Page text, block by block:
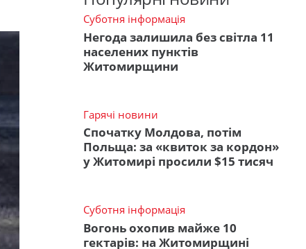
Суботня інформація
Негода залишила без світла 11
населених пунктів
Житомирщини
Гарячі новини
Спочатку Молдова, потім
Польща: за «квиток за кордон»
у Житомирі просили $15 тисяч
Суботня інформація
Вогонь охопив майже 10
гектарів: на Житомирщині